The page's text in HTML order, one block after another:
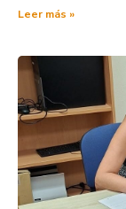
Leer más »